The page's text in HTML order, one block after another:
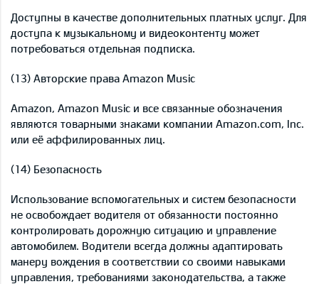
Доступны в качестве дополнительных платных услуг. Для
доступа к музыкальному и видеоконтенту может
потребоваться отдельная подписка.
(13) Авторские права Amazon Music
Amazon, Amazon Music и все связанные обозначения
являются товарными знаками компании Amazon.com, Inc.
или её аффилированных лиц.
(14) Безопасность
Использование вспомогательных и систем безопасности
не освобождает водителя от обязанности постоянно
контролировать дорожную ситуацию и управление
автомобилем. Водители всегда должны адаптировать
манеру вождения в соответствии со своими навыками
управления, требованиями законодательства, а также